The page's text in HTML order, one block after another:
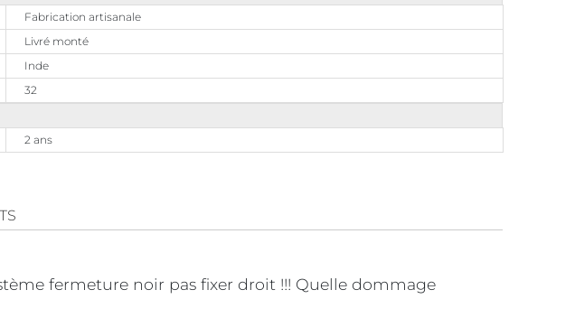
Fabrication artisanale
Livré monté
Inde
32
2 ans
fermeture noir pas fixer droit !!! Quelle dommage